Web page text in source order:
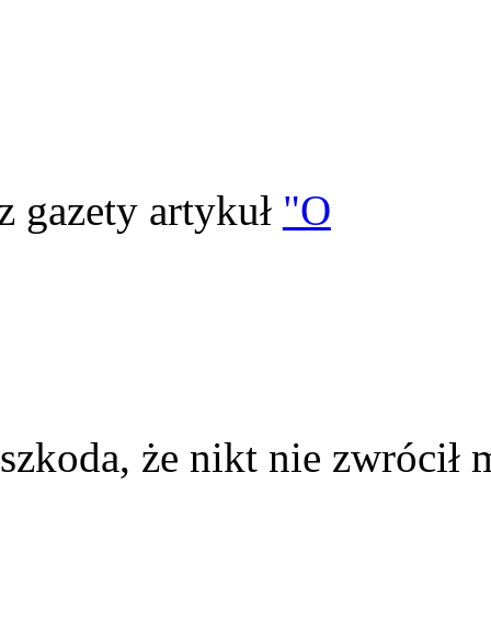
gazety artykuł "O
że nikt nie zwrócił